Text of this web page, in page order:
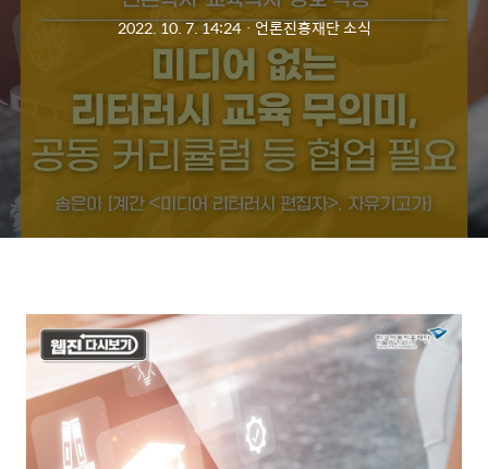
2022. 10. 7. 14:24ㆍ언론진흥재단 소식